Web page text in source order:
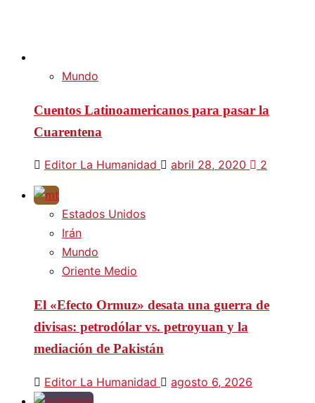
Mundo
Cuentos Latinoamericanos para pasar la
Cuarentena
Editor La Humanidad abril 28, 2020 2
Estados Unidos
Irán
Mundo
Oriente Medio
El «Efecto Ormuz» desata una guerra de
divisas: petrodólar vs. petroyuan y la
mediación de Pakistán
Editor La Humanidad agosto 6, 2026